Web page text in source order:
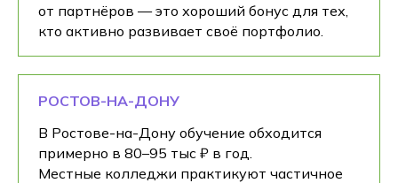
от партнёров — это хороший бонус для тех,
кто активно развивает своё портфолио.
РОСТОВ-НА-ДОНУ
В Ростове-на-Дону обучение обходится
примерно в 80–95 тыс ₽ в год.
Местные колледжи практикуют частичное